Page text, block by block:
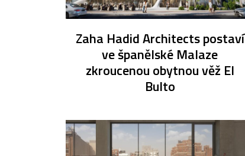
Zaha Hadid Architects postaví
ve španělské Malaze
zkroucenou obytnou věž El
Bulto